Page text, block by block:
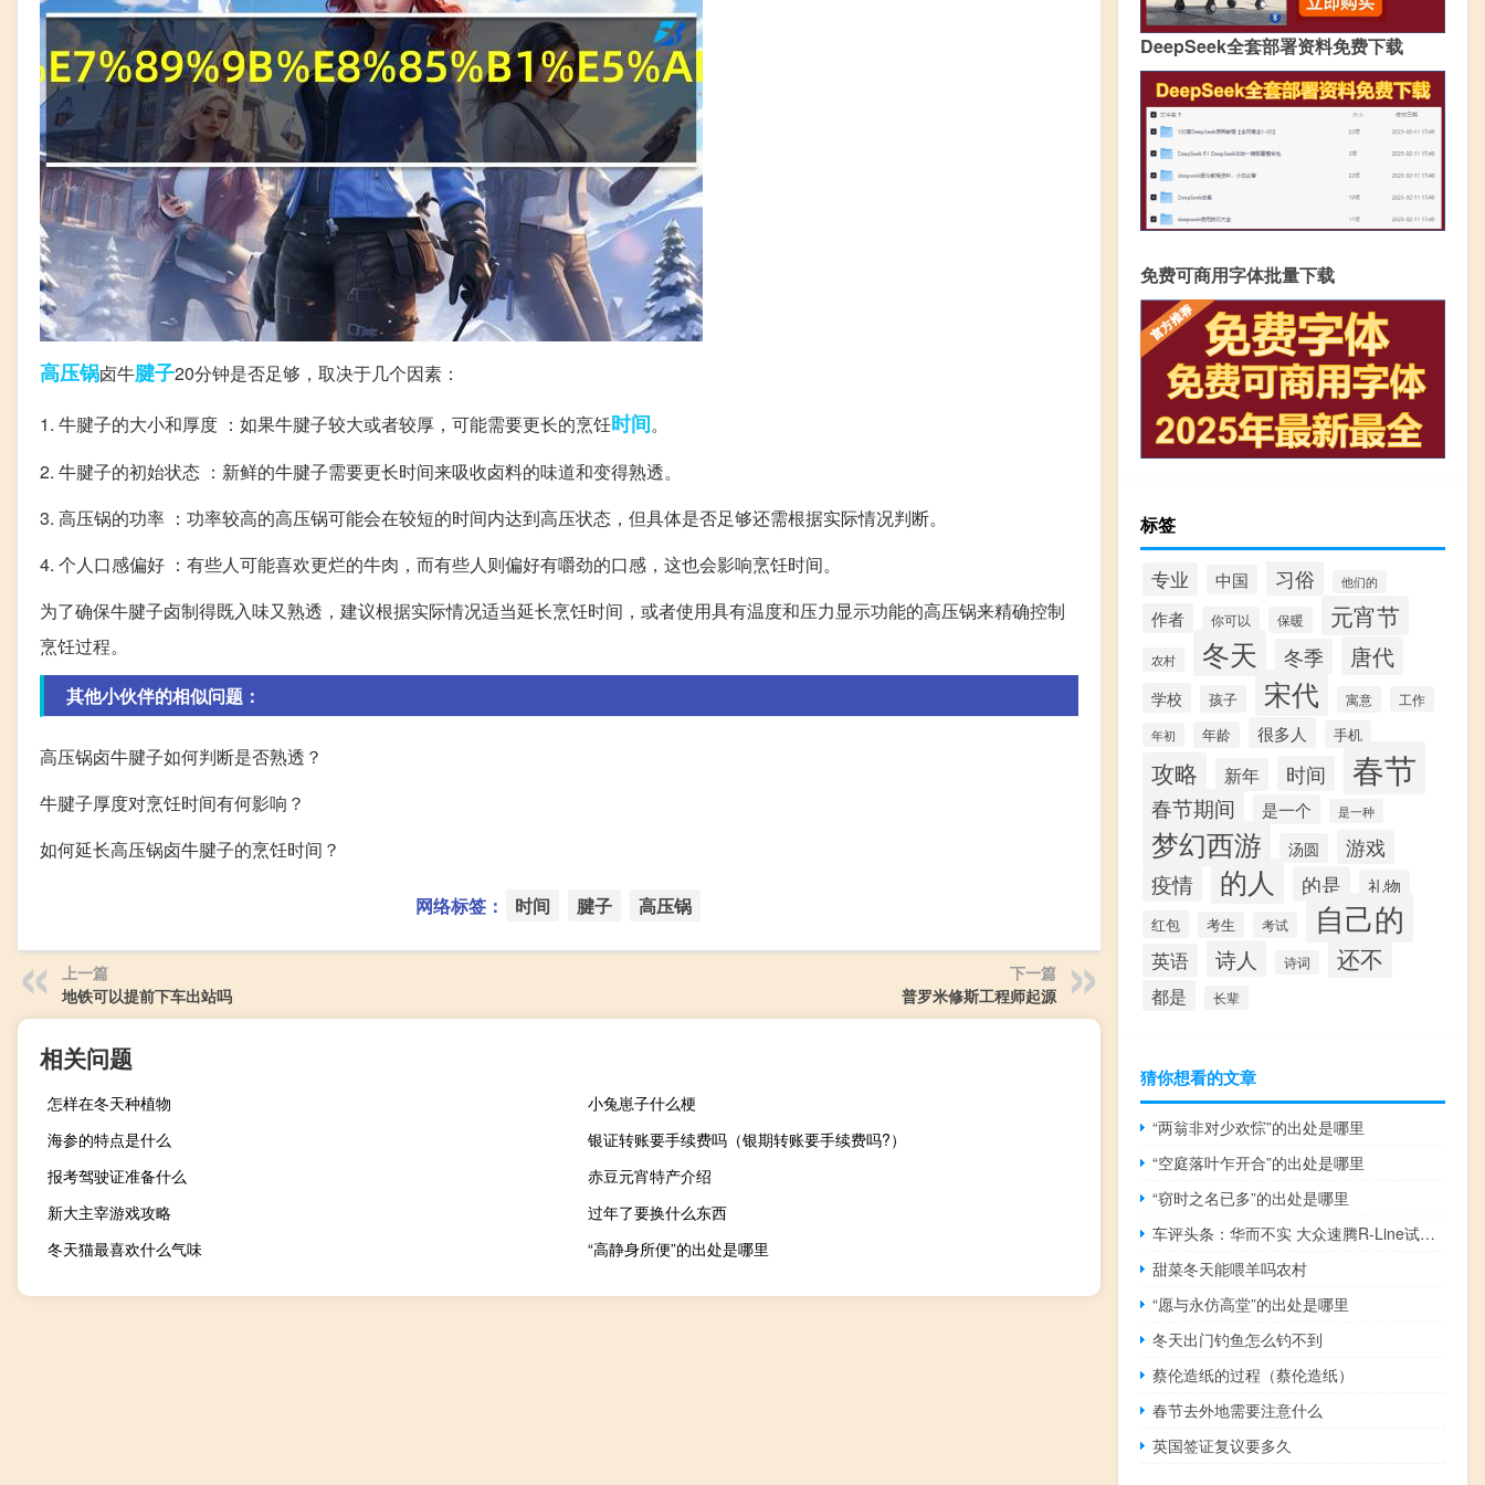
高压锅卤牛腱子20分钟是否足够，取决于几个因素：
1. 牛腱子的大小和厚度 ：如果牛腱子较大或者较厚，可能需要更长的烹饪时间。
2. 牛腱子的初始状态 ：新鲜的牛腱子需要更长时间来吸收卤料的味道和变得熟透。
3. 高压锅的功率 ：功率较高的高压锅可能会在较短的时间内达到高压状态，但具体是否足够还需根据实际情况判断。
4. 个人口感偏好 ：有些人可能喜欢更烂的牛肉，而有些人则偏好有嚼劲的口感，这也会影响烹饪时间。
为了确保牛腱子卤制得既入味又熟透，建议根据实际情况适当延长烹饪时间，或者使用具有温度和压力显示功能的高压锅来精确控制
烹饪过程。
其他小伙伴的相似问题：
高压锅卤牛腱子如何判断是否熟透？
牛腱子厚度对烹饪时间有何影响？
如何延长高压锅卤牛腱子的烹饪时间？
网络标签： 时间 腱子 高压锅
上一篇
地铁可以提前下车出站吗
下一篇
普罗米修斯工程师起源
相关问题
怎样在冬天种植物
小兔崽子什么梗
海参的特点是什么
银证转账要手续费吗（银期转账要手续费吗?）
报考驾驶证准备什么
赤豆元宵特产介绍
新大主宰游戏攻略
过年了要换什么东西
冬天猫最喜欢什么气味
“高静身所便”的出处是哪里
DeepSeek全套部署资料免费下载
免费可商用字体批量下载
标签
专业 中国 习俗 他们的
作者 你可以 保暖 元宵节
农村 冬天 冬季 唐代
学校 孩子 宋代 寓意 工作
年初 年龄 很多人 手机
攻略 新年 时间 春节
春节期间 是一个 是一种
梦幻西游 汤圆 游戏
疫情 的人 的是 礼物
红包 考生 考试 自己的
英语 诗人 诗词 还不
都是 长辈
猜你想看的文章
“两翁非对少欢悰”的出处是哪里
“空庭落叶乍开合”的出处是哪里
“窃时之名已多”的出处是哪里
车评头条：华而不实 大众速腾R-Line试驾评测
甜菜冬天能喂羊吗农村
“愿与永仿高堂”的出处是哪里
冬天出门钓鱼怎么钓不到
蔡伦造纸的过程（蔡伦造纸）
春节去外地需要注意什么
英国签证复议要多久